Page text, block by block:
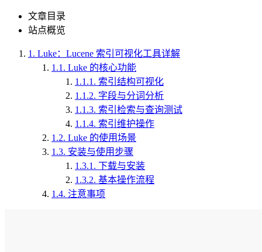
文章目录
站点概览
1. Luke：Lucene 索引可视化工具详解
1.1. Luke 的核心功能
1.1.1. 索引结构可视化
1.1.2. 字段与分词分析
1.1.3. 索引检索与查询测试
1.1.4. 索引维护操作
1.2. Luke 的使用场景
1.3. 安装与使用步骤
1.3.1. 下载与安装
1.3.2. 基本操作流程
1.4. 注意事项